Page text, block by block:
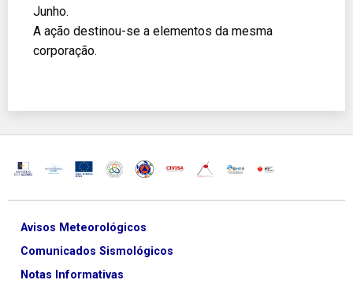
Junho.
A ação destinou-se a elementos da mesma
corporação.
Avisos Meteorológicos
Comunicados Sismológicos
Notas Informativas